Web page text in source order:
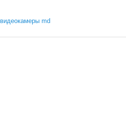
видеокамеры md